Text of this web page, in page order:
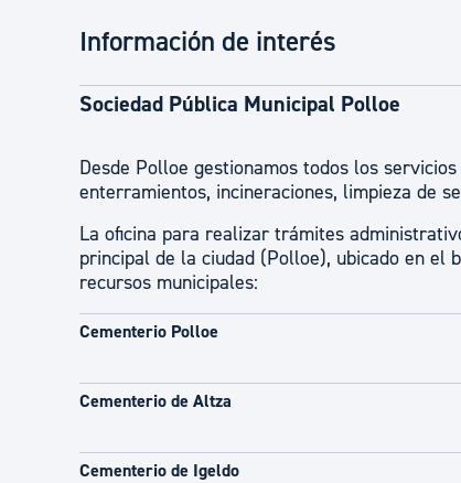
Información de interés
Sociedad Pública Municipal Polloe
Desde Polloe gestionamos todos los
enterramientos, incineraciones, limpieza de
La oficina para realizar trámites
principal de la ciudad (Polloe), ubicado en el
recursos municipales:
Cementerio Polloe
Cementerio de Altza
Cementerio de Igeldo